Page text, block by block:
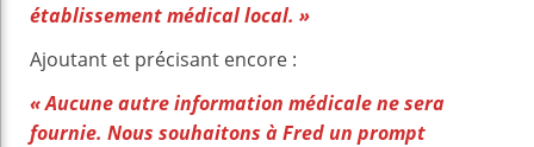
établissement médical local. »
Ajoutant et précisant encore :
« Aucune autre information médicale ne sera
fournie. Nous souhaitons à Fred un prompt